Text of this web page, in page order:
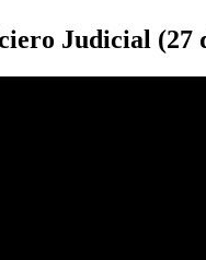
Judicial (27